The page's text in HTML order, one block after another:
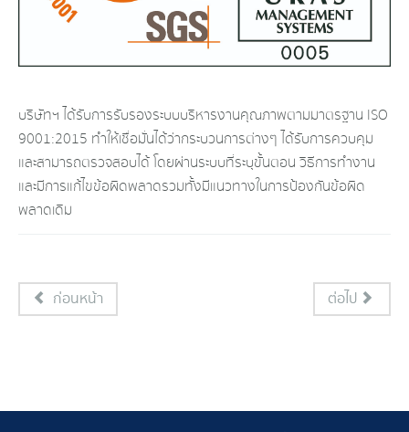
บริษัทฯ ได้รับการรับรองระบบบริหารงานคุณภาพตามมาตรฐาน ISO
9001:2015 ทำให้เชื่อมั่นได้ว่ากระบวนการต่างๆ ได้รับการควบคุม
และสามารถตรวจสอบได้ โดยผ่านระบบที่ระบุขั้นตอน วิธีการทำงาน
และมีการแก้ไขข้อผิดพลาดรวมทั้งมีแนวทางในการป้องกันข้อผิด
พลาดเดิม
ก่อนหน้า ต่อไป